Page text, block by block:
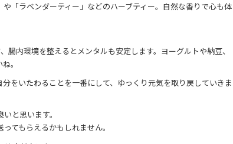
「ラベンダーティー」などのハーブティー。自然な香りで心も体
腸内環境を整えるとメンタルも安定します。ヨーグルトや納豆、
。
をいたわることを一番にして、ゆっくり元気を取り戻していきま
と思います。
てもらえるかもしれません。